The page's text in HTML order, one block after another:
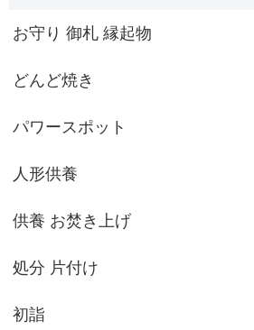
お守り 御札 縁起物
どんど焼き
パワースポット
人形供養
供養 お焚き上げ
処分 片付け
初詣